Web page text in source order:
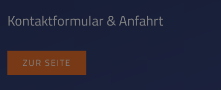
Kontaktformular & Anfahrt
ZUR SEITE